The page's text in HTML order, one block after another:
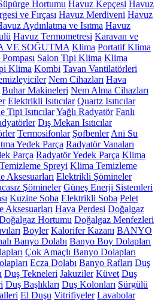
Hortumu Havuz Kepçesi Havuz
ve Fırçası Havuz Merdiveni Havuz
Aydınlatma ve Isıtma Havuz
Havuz Termometresi Karavan ve
VE SOĞUTMA Klima Portatif Klima
Pompası Salon Tipi Klima Klima
Klima Kombi Tavan Vantilatörleri
Nem Cihazları Hava
Buhar Makineleri Nem Alma Cihazları
Elektrikli Isıtıcılar Quartz Isıtıcılar
Tipi IsıtıcılarYağlı Radyatör Fanlı
Dış Mekan Isıtıcılar
Termosifonlar Şofbenler Ani Su
Yedek Parça Radyatör Vanaları
Parça Radyatör Yedek Parça Klima
Spreyi Klima Temizleme
Aksesuarları Elektrikli Şömineler
Şömineler Güneş Enerji Sistemleri
Kuzine Soba Elektrikli Soba Pelet
Aksesuarları Hava Perdesi Doğalgaz
Hortumu Doğalgaz Menfezleri
Boyler Kalorifer Kazanı BANYO
Banyo Dolabı Banyo Boy Dolapları
Çok Amaçlı Banyo Dolapları
Ecza Dolabı Banyo Rafları Duş
Duş Tekneleri Jakuziler Küvet Duş
Duş Başlıkları Duş Kolonları Sürgülü
El Duşu Vitrifiyeler Lavabolar